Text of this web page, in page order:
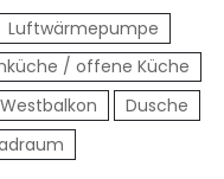
Luftwärmepumpe
/ offene Küche
Westbalkon
Dusche